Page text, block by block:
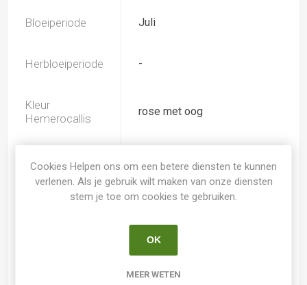
Bloeiperiode Juli
Herbloeiperiode -
Kleur
Hemerocallis
rose met oog
Spider
Bladverliezend
Hemerocallis
Cookies Helpen ons om een betere diensten te kunnen
verlenen. Als je gebruik wilt maken van onze diensten
stem je toe om cookies te gebruiken.
OK
MEER WETEN